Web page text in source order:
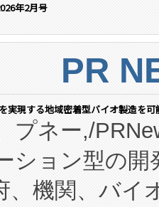
年2月号
PR
実現する地域密着型バイオ製造を
プネー,/
ション型の
、機関、バイ